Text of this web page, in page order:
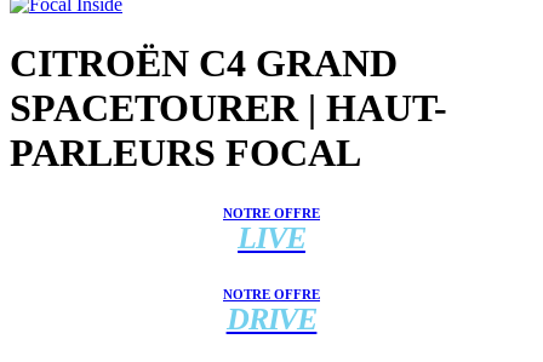
CITROËN C4 GRAND
SPACETOURER | HAUT-
PARLEURS FOCAL
NOTRE OFFRE
LIVE
NOTRE OFFRE
DRIVE